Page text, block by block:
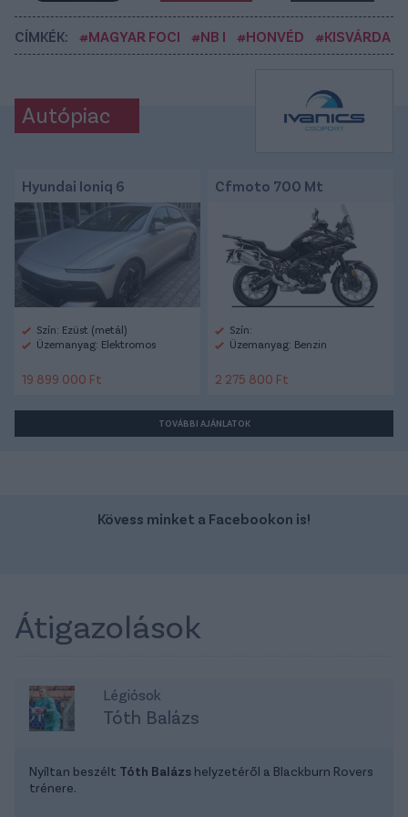
CÍMKÉK: #MAGYAR FOCI #NB I #HONVÉD #KISVÁRDA
Autópiac
Hyundai Ioniq 6
Szín: Ezüst (metál)
Üzemanyag: Elektromos
19 899 000 Ft
Cfmoto 700 Mt
Szín:
Üzemanyag: Benzin
2 275 800 Ft
TOVÁBBI AJÁNLATOK
Kövess minket a Facebookon is!
Átigazolások
Légiósok
Tóth Balázs
Nyíltan beszélt Tóth Balázs helyzetéről a Blackburn Rovers
trénere.